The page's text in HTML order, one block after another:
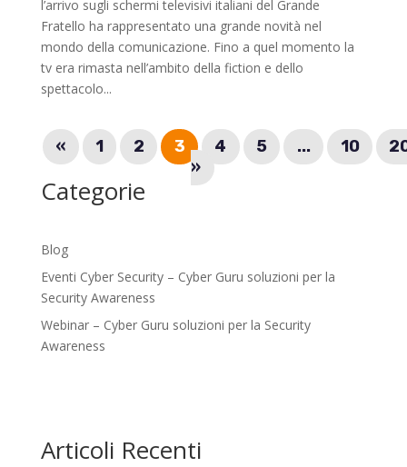
l’arrivo sugli schermi televisivi italiani del Grande
Fratello ha rappresentato una grande novità nel
mondo della comunicazione. Fino a quel momento la
tv era rimasta nell’ambito della fiction e dello
spettacolo...
« 1 2 3 4 5 ... 10
»
Categorie
Blog
Eventi Cyber Security – Cyber Guru soluzioni per la
Security Awareness
Webinar – Cyber Guru soluzioni per la Security
Awareness
Articoli Recenti